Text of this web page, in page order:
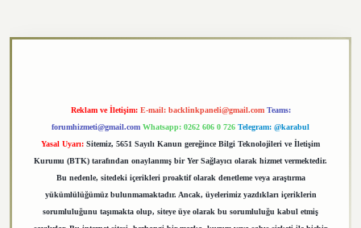
Reklam ve İletişim: E-mail: backlinkpaneli@gmail.com Teams:
forumhizmeti@gmail.com Whatsapp: 0262 606 0 726 Telegram: @karabul
Yasal Uyarı: Sitemiz, 5651 Sayılı Kanun gereğince Bilgi Teknolojileri ve İletişim
Kurumu (BTK) tarafından onaylanmış bir Yer Sağlayıcı olarak hizmet vermektedir.
Bu nedenle, sitedeki içerikleri proaktif olarak denetleme veya araştırma
yükümlülüğümüz bulunmamaktadır. Ancak, üyelerimiz yazdıkları içeriklerin
sorumluluğunu taşımakta olup, siteye üye olarak bu sorumluluğu kabul etmiş